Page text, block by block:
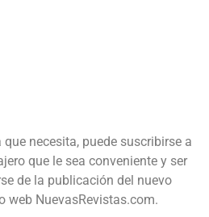
necesita, puede suscribirse a
que le sea conveniente y ser
de la publicación del nuevo
web NuevasRevistas.com.